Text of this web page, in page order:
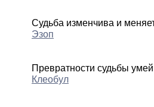
Судьба изменчива и
Эзоп
Превратности судьбы
Клеобул